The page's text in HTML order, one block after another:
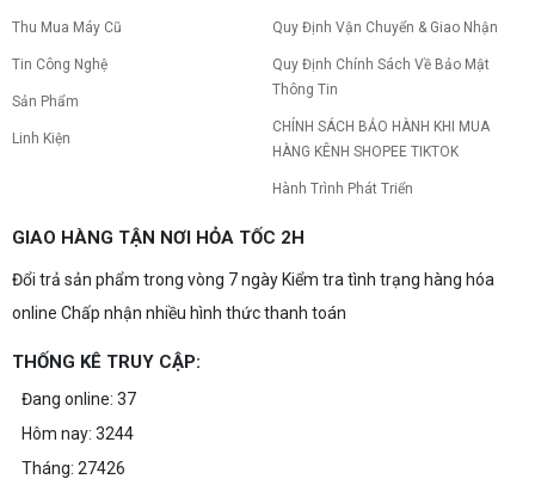
Thu Mua Máy Cũ
Tin Công Nghệ
Sản Phẩm
Linh Kiện
Quy Định Vận Chuyển & Giao Nhận
Quy Định Chính Sách Về Bảo Mật
Thông Tin
CHÍNH SÁCH BẢO HÀNH KHI MUA
HÀNG KÊNH SHOPEE TIKTOK
Hành Trình Phát Triển
GIAO HÀNG TẬN NƠI HỎA TỐC 2H
Đổi trả sản phẩm trong vòng 7 ngày Kiểm tra tình trạng hàng hóa
online Chấp nhận nhiều hình thức thanh toán
THỐNG KÊ TRUY CẬP:
Đang online: 37
Hôm nay: 3244
Tháng: 27426